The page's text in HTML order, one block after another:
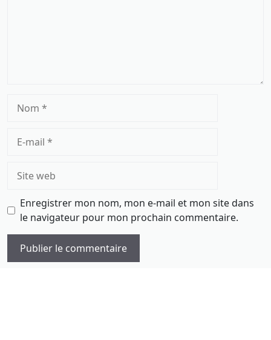
mail
web
Enregistrer mon nom, mon e-mail et mon site dans
le navigateur pour mon prochain commentaire.